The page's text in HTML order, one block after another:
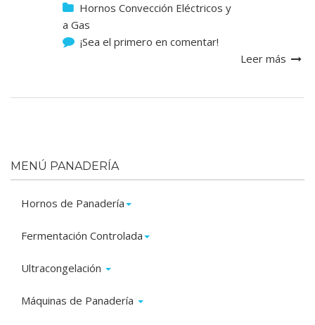
Hornos Convección Eléctricos y
a Gas
¡Sea el primero en comentar!
Leer más
MENÚ PANADERÍA
Hornos de Panadería
Fermentación Controlada
Ultracongelación
Máquinas de Panadería